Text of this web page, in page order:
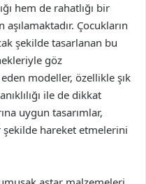
hem de rahatlığı bir
Çocukların
şekilde tasarlanan bu
göz
modeller, özellikle şık
ile de dikkat
uygun tasarımlar,
hareket etmelerini